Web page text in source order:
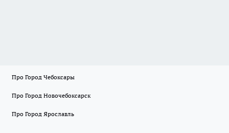
Про Город Чебоксары
Про Город Новочебоксарск
Про Город Ярославль